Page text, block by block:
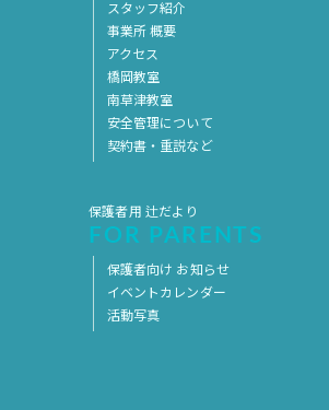
スタッフ紹介
事業所 概要
アクセス
橋岡教室
南草津教室
安全管理について
契約書・重説など
保護者用 辻だより
FOR PARENTS
保護者向け お知らせ
イベントカレンダー
活動写真